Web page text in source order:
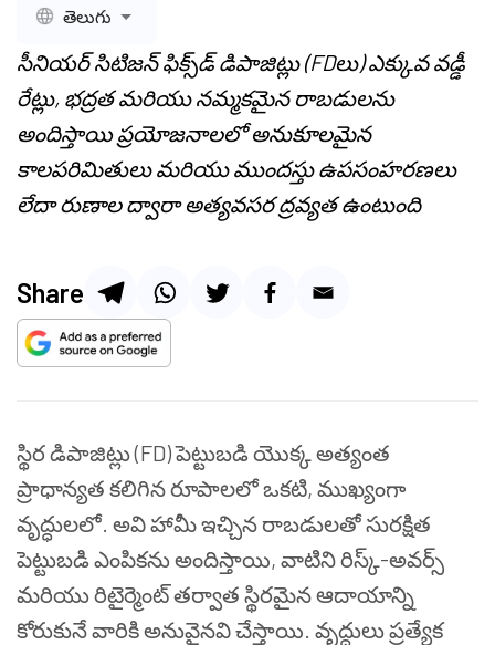
తెలుగు
సీనియర్ సిటిజన్ ఫిక్స్‌డ్ డిపాజిట్లు (FDలు) ఎక్కువ వడ్డీ
రేట్లు, భద్రత మరియు నమ్మకమైన రాబడులను
అందిస్తాయి ప్రయోజనాలలో అనుకూలమైన
కాలపరిమితులు మరియు ముందస్తు ఉపసంహరణలు
లేదా రుణాల ద్వారా అత్యవసర ద్రవ్యత ఉంటుంది
Share
స్థిర డిపాజిట్లు (FD) పెట్టుబడి యొక్క అత్యంత
ప్రాధాన్యత కలిగిన రూపాలలో ఒకటి, ముఖ్యంగా
వృద్ధులలో. అవి హామీ ఇచ్చిన రాబడులతో సురక్షిత
పెట్టుబడి ఎంపికను అందిస్తాయి, వాటిని రిస్క్-అవర్స్
మరియు రిటైర్మెంట్ తర్వాత స్థిరమైన ఆదాయాన్ని
కోరుకునే వారికి అనువైనవి చేస్తాయి. వృద్ధులు ప్రత్యేక